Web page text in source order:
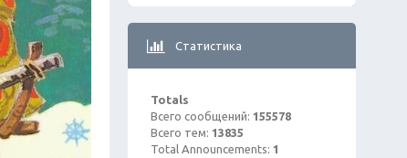
Статистика
Totals
Всего сообщений: 155578
Всего тем: 13835
Total Announcements: 1